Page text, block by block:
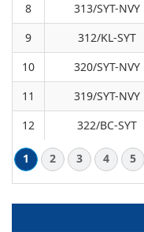
8 313/SYT-NVY
9
312/KL-SYT
10
320/SYT-NVY
11
319/SYT-NVY
12
322/BC-SYT
1 2 3 4 5